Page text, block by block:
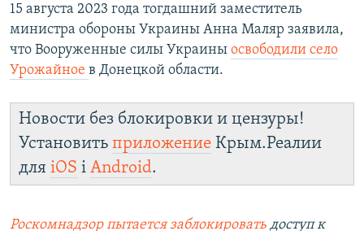
15 августа 2023 года тогдашний заместитель
министра обороны Украины Анна Маляр заявила,
что Вооруженные силы Украины освободили село
Урожайное в Донецкой области.
Новости без блокировки и цензуры!
Установить приложение Крым.Реалии
для iOS і Android.
Роскомнадзор пытается заблокировать доступ к